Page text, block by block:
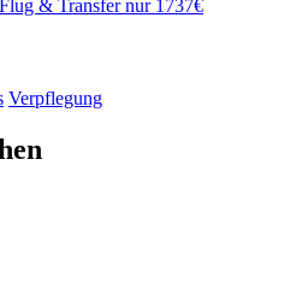
& Transfer nur 1737€
Verpflegung